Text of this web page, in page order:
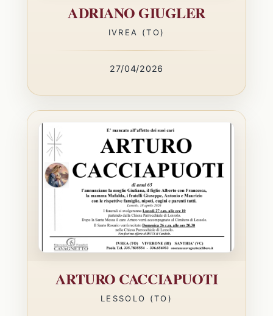
ADRIANO GIUGLER
IVREA (TO)
27/04/2026
ARTURO CACCIAPUOTI
LESSOLO (TO)